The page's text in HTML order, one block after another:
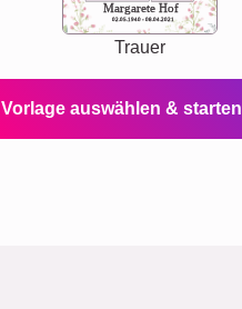
Margarete Hof
02.05.1940 - 08.04.2021
Trauer
Vorlage auswählen & starten